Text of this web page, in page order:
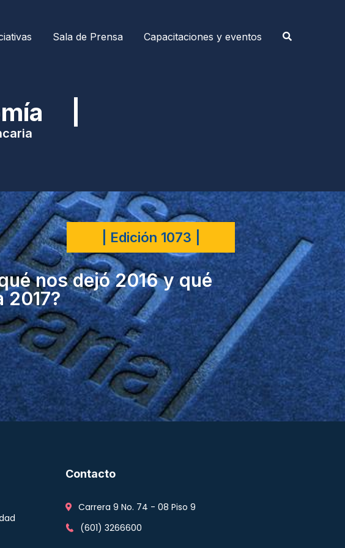
Sala de Prensa Capacitaciones y eventos
|
| Edición 1073 |
nos dejó 2016 y qué
2017?
Contacto
Carrera 9 No. 74 - 08 Piso 9
(601) 3266600